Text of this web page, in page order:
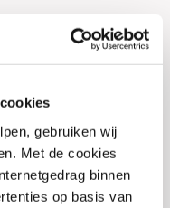
gebruiken wij
Met de cookies
binnen
op basis van